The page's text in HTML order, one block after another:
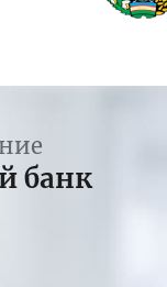
банк